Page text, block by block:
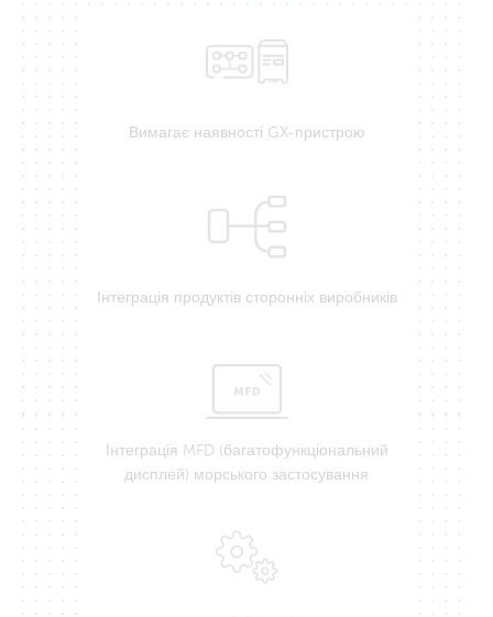
Вимагає наявності GX-пристрою
Інтеграція продуктів сторонніх виробників
Інтеграція MFD (багатофункціональний
дисплей) морського застосування